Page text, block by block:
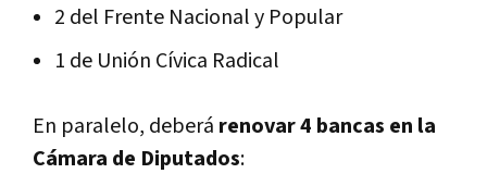
2 del Frente Nacional y Popular
1 de Unión Cívica Radical
En paralelo, deberá renovar 4 bancas en la
Cámara de Diputados: